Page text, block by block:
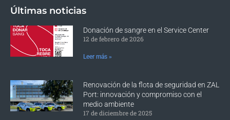
Últimas noticias
Donación de sangre en el Service Center
12 de febrero de 2026
Leer más »
Renovación de la flota de seguridad en ZAL
Port: innovación y compromiso con el
medio ambiente
17 de diciembre de 2025